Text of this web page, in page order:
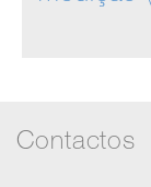
Contactos